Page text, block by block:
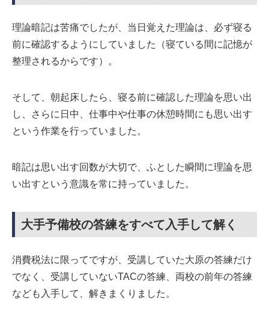
理論暗記は苦痛でしたが、当日覚えた理論は、必ず寝る
前に確認するようにしていました（寝ている間に記憶が
整理されるからです）。
そして、朝起床したら、寝る前に確認した理論を思い出
し、さらに日中、仕事中や仕事の休憩時間にも思い出す
という作業を行っていました。
暗記は思い出す回数が大切で、ふとした瞬間に理論を思
い出すという意識を常に持っていました。
大手予備校の答練をすべて入手して解く
消費税法に限ってですが、受講していた大原の答練だけ
でなく、受講していないTACの答練、両校の前年の答練
なども入手して、解きまくりました。